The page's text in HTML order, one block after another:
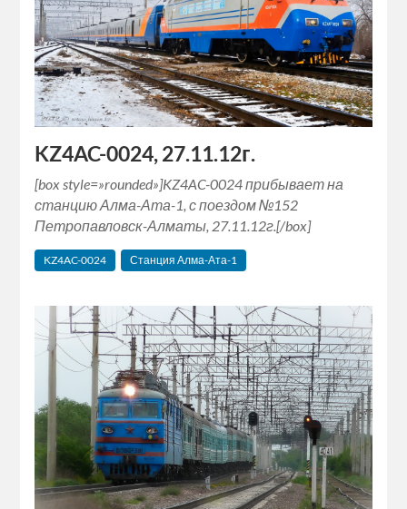
KZ4AC-0024, 27.11.12г.
[box style=»rounded»]KZ4AC-0024 прибывает на
станцию Алма-Ата-1, с поездом №152
Петропавловск-Алматы, 27.11.12г.[/box]
KZ4AC-0024 Станция Алма-Ата-1